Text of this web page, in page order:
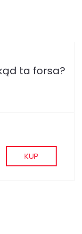
ta forsa?
KUP